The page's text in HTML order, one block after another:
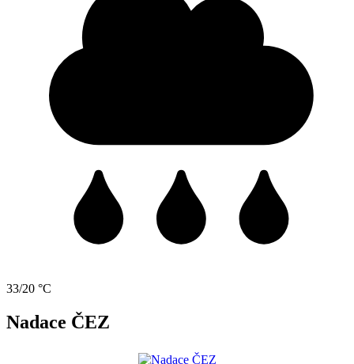
33/20 °C
Nadace ČEZ